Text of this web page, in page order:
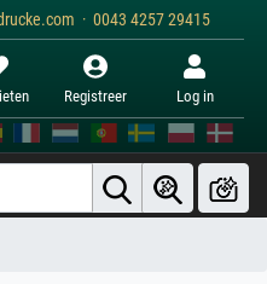
· 0043 4257 29415
Registreer Log in